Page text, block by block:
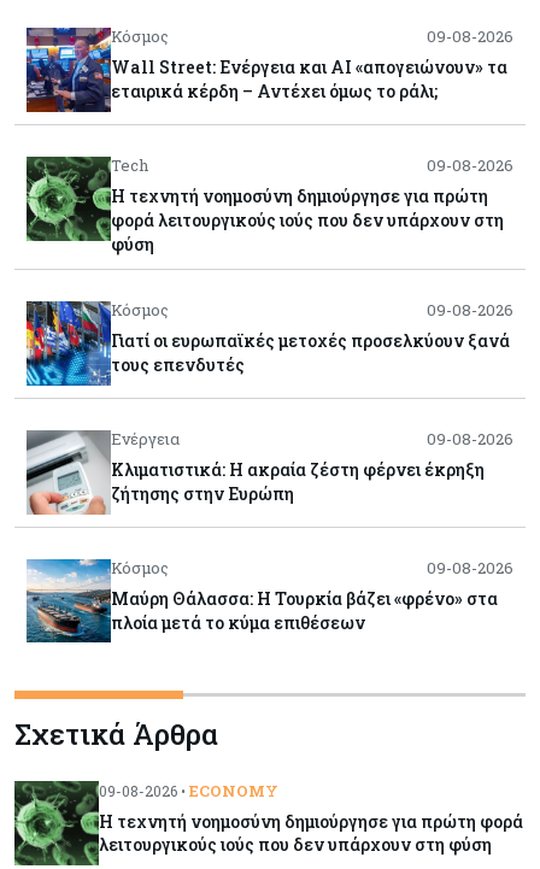
Κόσμος 09-08-2026
Wall Street: Ενέργεια και AI «απογειώνουν» τα
εταιρικά κέρδη – Αντέχει όμως το ράλι;
Tech 09-08-2026
Η τεχνητή νοημοσύνη δημιούργησε για πρώτη
φορά λειτουργικούς ιούς που δεν υπάρχουν στη
φύση
Κόσμος 09-08-2026
Γιατί οι ευρωπαϊκές μετοχές προσελκύουν ξανά
τους επενδυτές
Ενέργεια 09-08-2026
Κλιματιστικά: Η ακραία ζέστη φέρνει έκρηξη
ζήτησης στην Ευρώπη
Κόσμος 09-08-2026
Μαύρη Θάλασσα: Η Τουρκία βάζει «φρένο» στα
πλοία μετά το κύμα επιθέσεων
Tech 09-08-2026
Τεχνητή νοημοσύνη: Αλλάζει τα δεδομένα στην
επικοινωνία – Μια επικίνδυνη «τελειότητα»
Κόσμος 09-08-2026
Ορμούζ: Το Ιράν «φρενάρει» το άνοιγμα των
Σχετικά Άρθρα
09-08-2026 • ECONOMY
Η τεχνητή νοημοσύνη δημιούργησε για πρώτη φορά
λειτουργικούς ιούς που δεν υπάρχουν στη φύση